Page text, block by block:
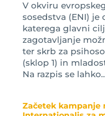
V okviru
sosedstva (ENI) je
katerega glavni
zagotavljanje
ter skrb za
(sklop 1) in
Na razpis se
Začetek kampanje